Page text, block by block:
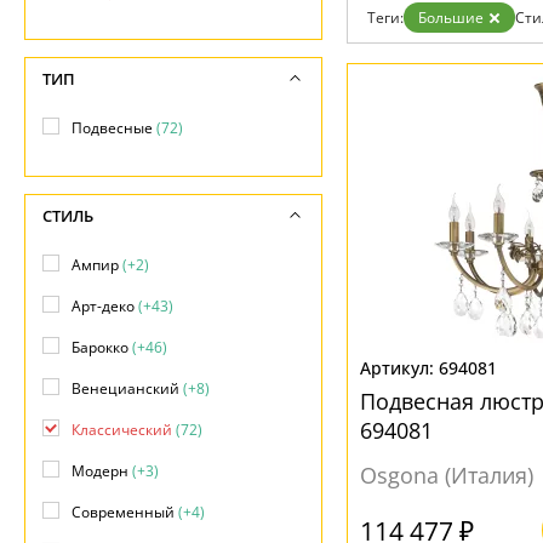
Теги: Большие
694081
Подвесная
694081
Osgona (Италия)
114 477 ₽
ТИП
Подвесные(72)
СТИЛЬ
Ампир(+2)
Арт-деко(+43)
Барокко(+46)
Венецианский (+8)
Классический (72)
Модерн (+3)
Современный (+4)